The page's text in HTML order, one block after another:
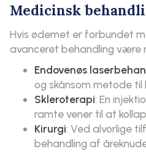
Medicinsk
Hvis ødemet er forbundet
avanceret behandling være
Endovenøs
og skånsom metode til
Skleroterapi: En
ramte vener til at
Kirurgi: Ved alvorlige
behandling af